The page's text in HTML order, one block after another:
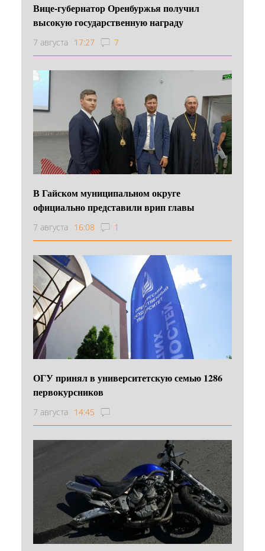
Вице-губернатор Оренбуржья получил
высокую государственную награду
7 августа 17:27 7
В Гайском муниципальном округе
официально представили врип главы
7 августа 16:08 1
ОГУ принял в университетскую семью 1286
первокурсников
7 августа 14:45